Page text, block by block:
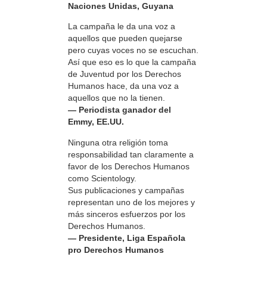
Naciones Unidas, Guyana
La campaña le da una voz a
aquellos que pueden quejarse
pero cuyas voces no se escuchan.
Así que eso es lo que la campaña
de Juventud por los Derechos
Humanos hace, da una voz a
aquellos que no la tienen.
— Periodista ganador del
Emmy, EE.UU.
Ninguna otra religión toma
responsabilidad tan claramente a
favor de los Derechos Humanos
como Scientology.
Sus publicaciones y campañas
representan uno de los mejores y
más sinceros esfuerzos por los
Derechos Humanos.
— Presidente, Liga Española
pro Derechos Humanos